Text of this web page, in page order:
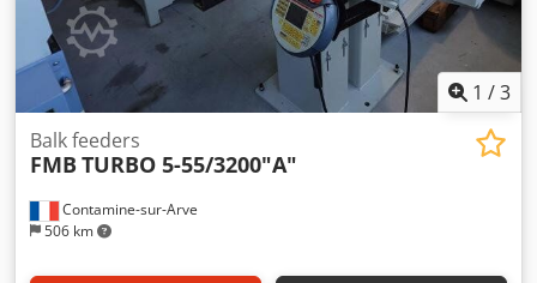
1 /3
Contamine-sur-Arve
506 km
Balk feeders
FMB TURBO 5-55/3200"A"